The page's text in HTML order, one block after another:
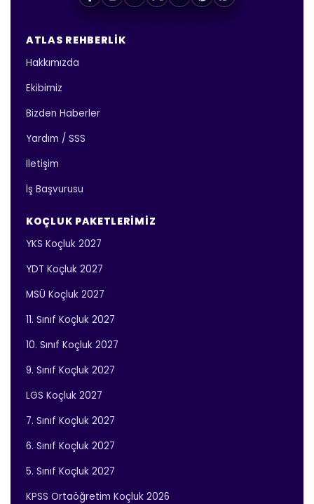
ATLAS REHBERLIK
Hakkımızda
Ekibimiz
Bizden Haberler
Yardım / SSS
İletişim
İş Başvurusu
KOÇLUK PAKETLERIMIZ
YKS Koçluk 2027
YDT Koçluk 2027
MSÜ Koçluk 2027
11. Sınıf Koçluk 2027
10. Sınıf Koçluk 2027
9. Sınıf Koçluk 2027
LGS Koçluk 2027
7. Sınıf Koçluk 2027
6. Sınıf Koçluk 2027
5. Sınıf Koçluk 2027
KPSS Ortaöğretim Koçluk 2026